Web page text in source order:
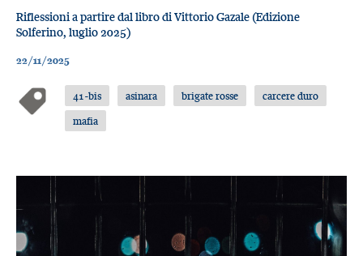
Riflessioni a partire dal libro di Vittorio Gazale (Edizione
Solferino, luglio 2025)
22/11/2025
41-bis asinara brigate rosse
carcere duro
mafia